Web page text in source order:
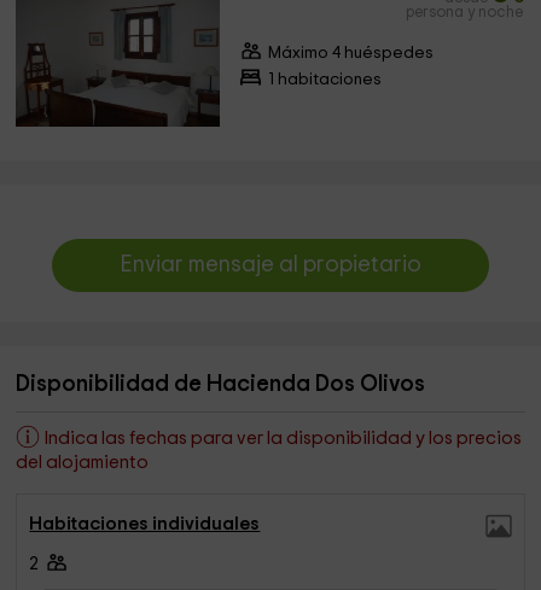
persona y noche
Máximo 4 huéspedes
1 habitaciones
Enviar mensaje al propietario
Disponibilidad de Hacienda Dos Olivos
Indica las fechas para ver la disponibilidad y los precios
del alojamiento
Habitaciones individuales
2